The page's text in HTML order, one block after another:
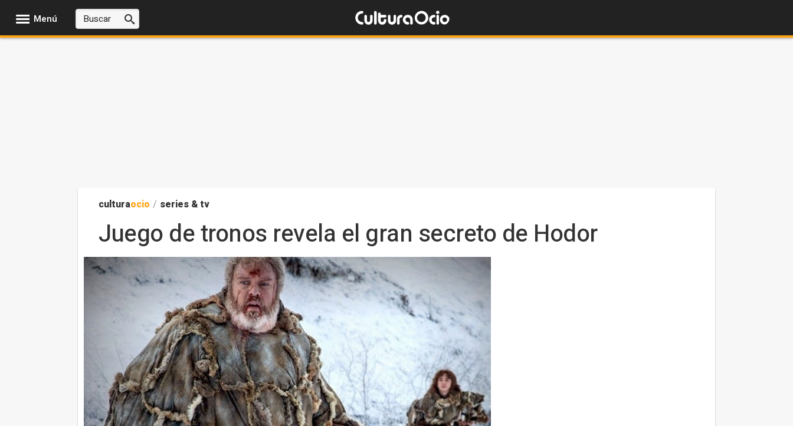
Menú
culturaocio / series & tv
Juego de tronos revela el gran secreto de Hodor